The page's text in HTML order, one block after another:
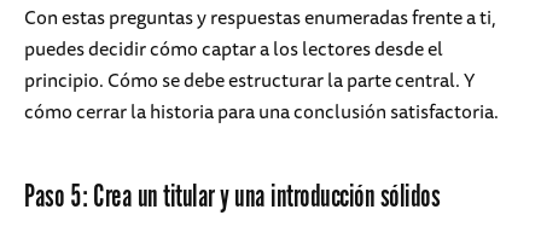
Con estas preguntas y respuestas enumeradas frente a ti,
puedes decidir cómo captar a los lectores desde el
principio. Cómo se debe estructurar la parte central. Y
cómo cerrar la historia para una conclusión satisfactoria.
Paso 5: Crea un titular y una introducción sólidos